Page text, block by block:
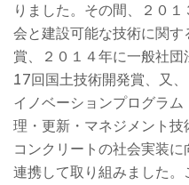
りました。その間、２０
会と建設可能な技術に関
賞、２０１４年に一般社
17回国土技術開発賞、又
イノベーションプログラ
理・更新・マネジメント
コンクリートの社会実装
連携して取り組みました